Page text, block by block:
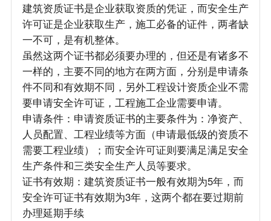
建筑资质证书是企业获取资质的凭证，而安全生产
许可证是企业获取生产，施工必备的证件，两者缺
一不可，是有机整体。
虽然这两个证书都必须要办理的，但还是有诸多不
一样的，主要不同的地方在两方面，分别是申请条
件不同和有效期不同，另外工程设计资质企业不需
要申请安全许可证，工程施工企业需要申请。
申请条件：申请资质证书的主要条件为：净资产、
人员配置、工程业绩等方面（申请最低级的资质不
需要工程业绩）；而安全许可证则要满足满足安全
生产条件和三类安全生产人员等要求。
证书有效期：建筑资质证书一般有效期为5年，而
安全许可证书有效期为3年，这两个都在要过期前
办理延期手续